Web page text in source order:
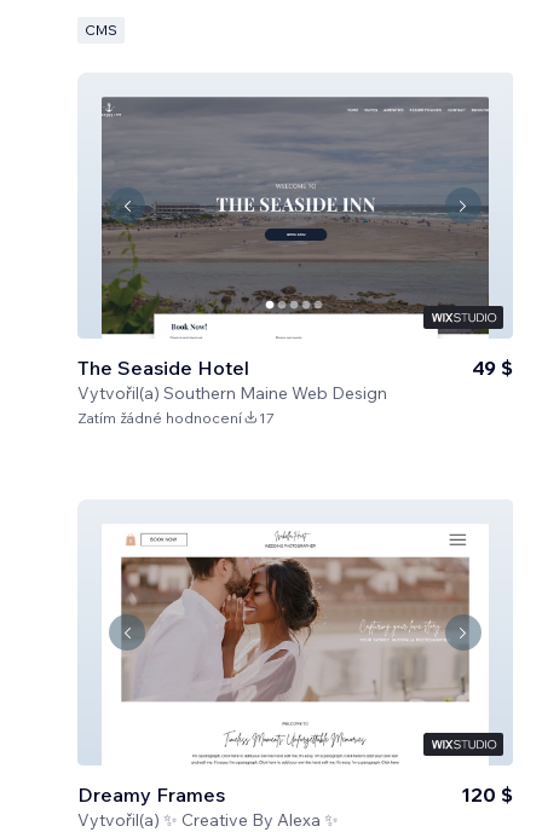
CMS
The Seaside Hotel
Vytvořil(a) Southern Maine Web Design
49 $
Zatím žádné hodnocení 17
Dreamy Frames
Vytvořil(a) ✨ Creative By Alexa ✨
120 $